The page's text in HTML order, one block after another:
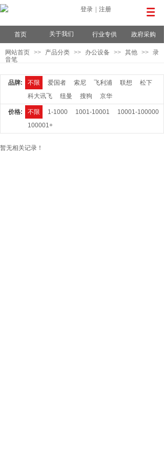
登录 注册
首页 关于我们 行业专供 政府采购
网站首页 >> 产品分类 >> 办公设备 >> 其他 >> 录
音笔
品牌: 不限 爱国者 索尼 飞利浦 联想
松下
科大讯飞
纽曼 搜狗 京华
价格: 不限 1-1000 1001-10001
10001-100000
100001+
暂无相关记录！